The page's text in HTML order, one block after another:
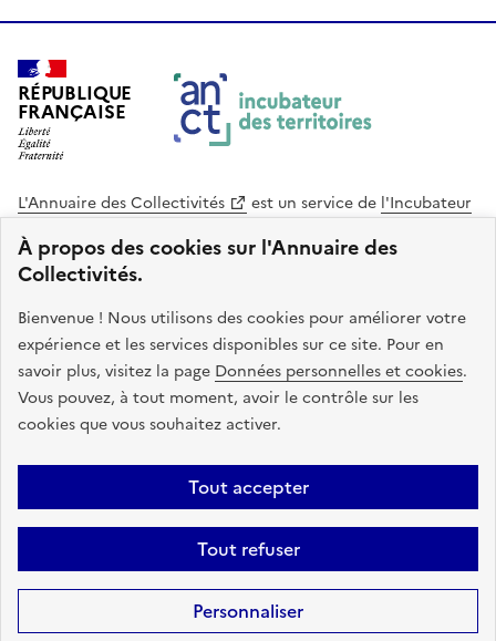
À propos des cookies sur l'Annuaire des
Collectivités.
Bienvenue ! Nous utilisons des cookies pour améliorer votre
expérience et les services disponibles sur ce site. Pour en
savoir plus, visitez la page Données personnelles et cookies.
Vous pouvez, à tout moment, avoir le contrôle sur les
cookies que vous souhaitez activer.
Tout accepter
Tout refuser
Personnaliser
RÉPUBLIQUE
FRANÇAISE
L'Annuaire des Collectivités est un service de l'Incubateur
des Territoires
Cohésion des Territoires
. Le code source de ce site web
est disponible en licence libre. Le design de ce site est conçu
avec le système de design de l’État.
legifrance.gouv.fr
info.gouv.fr
service-public.gouv.fr
data.gouv.fr
Plan du site Accessibilite : non conforme
Mentions légales
Politique de confidentialité
Gestion des cookies FAQ
Kit de
Statistiques Code source
Sauf mention contraire, tous les contenus de ce site sont sous